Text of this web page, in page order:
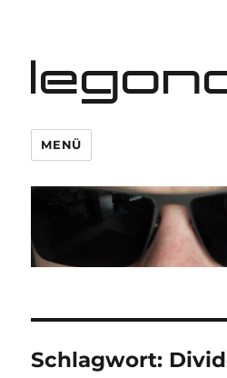
MENÜ
Schlagwort: